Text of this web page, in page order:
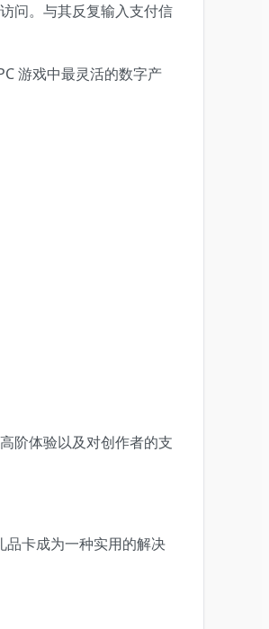
问。与其反复输入支付信
游戏中最灵活的数字产
阶体验以及对创作者的支
卡成为一种实用的解决